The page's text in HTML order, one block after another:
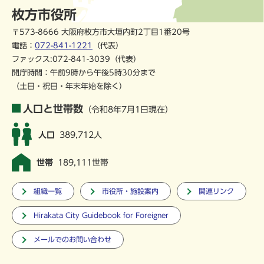
枚方市役所
〒573-8666 大阪府枚方市大垣内町2丁目1番20号
電話： 072-841-1221
（代表）
ファックス:072-841-3039（代表）
開庁時間：午前9時から午後5時30分まで
（土日・祝日・年末年始を除く）
人口と世帯数 （令和8年7月1日現在）
人口 389,712人
世帯 189,111世帯
組織一覧 市役所・施設案内 関連リンク
Hirakata City Guidebook for Foreigner
メールでのお問い合わせ